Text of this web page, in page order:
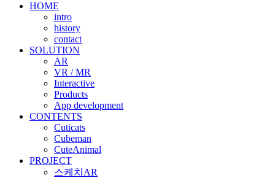
HOME
intro
history
contact
SOLUTION
AR
VR / MR
Interactive
Products
App development
CONTENTS
Cuticats
Cubeman
CuteAnimal
PROJECT
스케치AR